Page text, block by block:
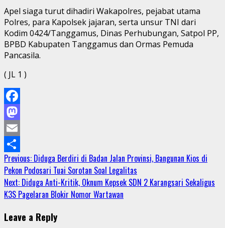
Apel siaga turut dihadiri Wakapolres, pejabat utama
Polres, para Kapolsek jajaran, serta unsur TNI dari
Kodim 0424/Tanggamus, Dinas Perhubungan, Satpol PP,
BPBD Kabupaten Tanggamus dan Ormas Pemuda
Pancasila.
( JL 1 )
Facebook
Mastodon
Email
Share
Continue
Reading
Previous: Diduga Berdiri di Badan Jalan Provinsi, Bangunan Kios di
Pekon Podosari Tuai Sorotan Soal Legalitas
Next: Diduga Anti-Kritik, Oknum Kepsek SDN 2 Karangsari Sekaligus
K3S Pagelaran Blokir Nomor Wartawan
Leave a Reply